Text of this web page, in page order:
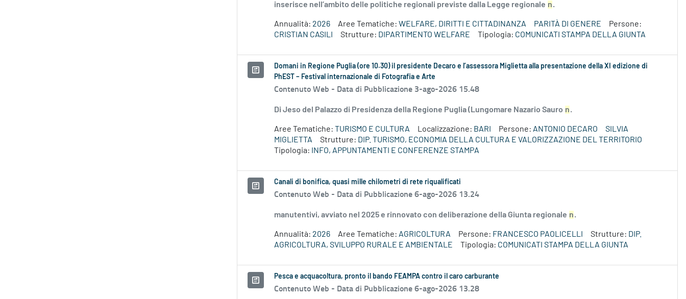
inserisce nell’ambito delle politiche regionali previste dalla Legge regionale n.
Annualità: 2026 Aree Tematiche: WELFARE, DIRITTI E CITTADINANZA PARITÀ DI GENERE
Persone:
CRISTIAN CASILI
Strutture: DIPARTIMENTO WELFARE Tipologia: COMUNICATI STAMPA DELLA GIUNTA
Domani in Regione Puglia (ore 10.30) il presidente Decaro e l’assessora Miglietta alla presentazione della XI edizione di
PhEST – Festival internazionale di Fotografia e Arte
Contenuto Web - Data di Pubblicazione 3-ago-2026 15.48
Di Jeso del Palazzo di Presidenza della Regione Puglia (Lungomare Nazario Sauro n.
Aree Tematiche: TURISMO E CULTURA Localizzazione: BARI Persone: ANTONIO DECARO
SILVIA
MIGLIETTA
Strutture: DIP. TURISMO, ECONOMIA DELLA CULTURA E VALORIZZAZIONE DEL TERRITORIO
Tipologia:
INFO, APPUNTAMENTI E CONFERENZE STAMPA
Canali di bonifica, quasi mille chilometri di rete riqualificati
Contenuto Web - Data di Pubblicazione 6-ago-2026 13.24
manutentivi, avviato nel 2025 e rinnovato con deliberazione della Giunta regionale n.
Annualità: 2026 Aree Tematiche: AGRICOLTURA Persone: FRANCESCO PAOLICELLI Strutture: DIP.
AGRICOLTURA, SVILUPPO RURALE E AMBIENTALE
Tipologia: COMUNICATI STAMPA DELLA GIUNTA
Pesca e acquacoltura, pronto il bando FEAMPA contro il caro carburante
Contenuto Web - Data di Pubblicazione 6-ago-2026 13.28